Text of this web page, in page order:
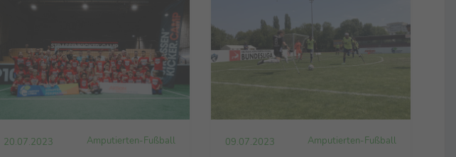
20.07.2023 Amputierten-Fußball 09.07.2023 Amputierten-Fußball